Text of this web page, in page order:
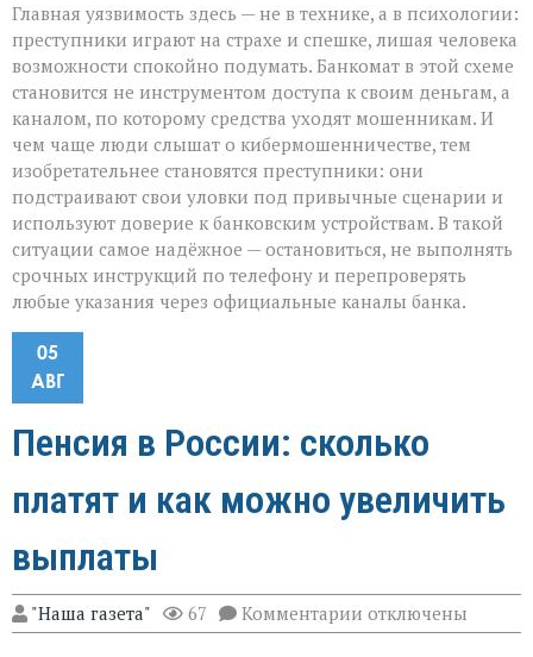
Главная уязвимость здесь — не в технике, а в психологии:
преступники играют на страхе и спешке, лишая человека
возможности спокойно подумать. Банкомат в этой схеме
становится не инструментом доступа к своим деньгам, а
каналом, по которому средства уходят мошенникам. И
чем чаще люди слышат о кибермошенничестве, тем
изобретательнее становятся преступники: они
подстраивают свои уловки под привычные сценарии и
используют доверие к банковским устройствам. В такой
ситуации самое надёжное — остановиться, не выполнять
срочных инструкций по телефону и перепроверять
любые указания через официальные каналы банка.
05
АВГ
Пенсия в России: сколько
платят и как можно увеличить
выплаты
"Наша газета" 67 Комментарии к
записи
отключены